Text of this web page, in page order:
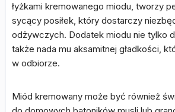
łyżkami kremowanego miodu, tworzy
sycący posiłek, który dostarczy
odżywczych. Dodatek miodu nie tylko
także nada mu aksamitnej gładkości,
w odbiorze.
Miód kremowany może być również